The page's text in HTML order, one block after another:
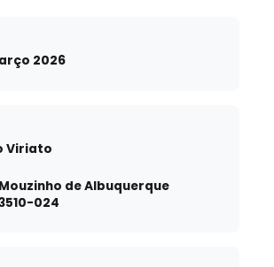
2026
Viriato
de Albuquerque
024